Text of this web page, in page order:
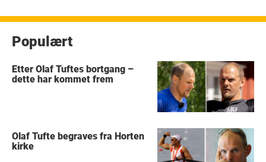
Populært
Etter Olaf Tuftes bortgang –
dette har kommet frem
Olaf Tufte begraves fra Horten
kirke